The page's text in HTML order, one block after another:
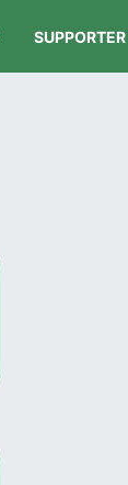
SUPPORTER